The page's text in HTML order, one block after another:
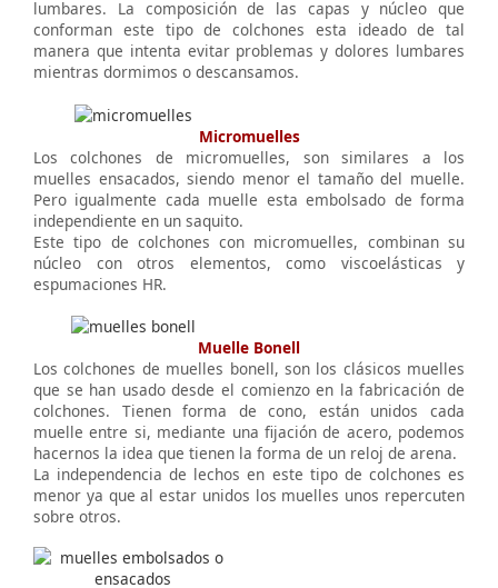
lumbares. La composición de las capas y núcleo que
conforman este tipo de colchones esta ideado de tal
manera que intenta evitar problemas y dolores lumbares
mientras dormimos o descansamos.
Micromuelles
Los colchones de micromuelles, son similares a los
muelles ensacados, siendo menor el tamaño del muelle.
Pero igualmente cada muelle esta embolsado de forma
independiente en un saquito.
Este tipo de colchones con micromuelles, combinan su
núcleo con otros elementos, como viscoelásticas y
espumaciones HR.
Muelle Bonell
Los colchones de muelles bonell, son los clásicos muelles
que se han usado desde el comienzo en la fabricación de
colchones. Tienen forma de cono, están unidos cada
muelle entre si, mediante una fijación de acero, podemos
hacernos la idea que tienen la forma de un reloj de arena.
La independencia de lechos en este tipo de colchones es
menor ya que al estar unidos los muelles unos repercuten
sobre otros.